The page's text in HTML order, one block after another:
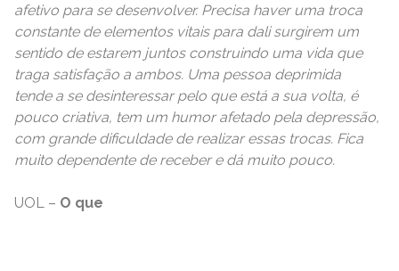
afetivo para se desenvolver. Precisa haver uma troca
constante de elementos vitais para dali surgirem um
sentido de estarem juntos construindo uma vida que
traga satisfação a ambos. Uma pessoa deprimida
tende a se desinteressar pelo que está a sua volta, é
pouco criativa, tem um humor afetado pela depressão,
com grande dificuldade de realizar essas trocas. Fica
muito dependente de receber e dá muito pouco.
UOL – O que